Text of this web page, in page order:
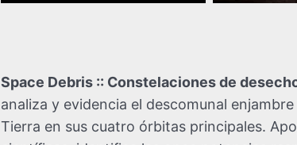
Space Debris :: Constelaciones de
analiza y evidencia el descomunal
Tierra en sus cuatro órbitas principales.